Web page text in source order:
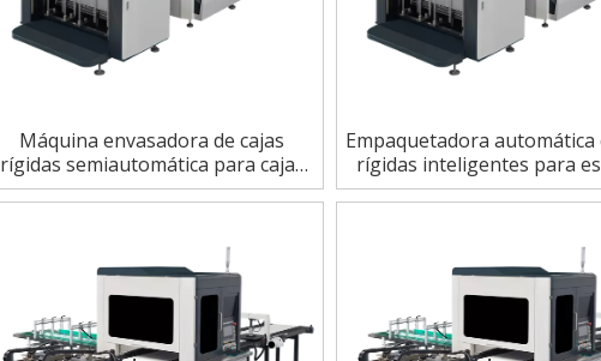
Máquina envasadora de cajas
rígidas semiautomática para cajas
de perfumes
Empaquetadora automática
rígidas inteligentes para
para portátiles